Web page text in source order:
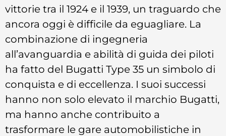
vittorie tra il 1924 e il 1939, un traguardo che
ancora oggi è difficile da eguagliare. La
combinazione di ingegneria
all’avanguardia e abilità di guida dei piloti
ha fatto del Bugatti Type 35 un simbolo di
conquista e di eccellenza. I suoi successi
hanno non solo elevato il marchio Bugatti,
ma hanno anche contribuito a
trasformare le gare automobilistiche in